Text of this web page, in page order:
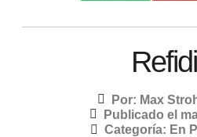
Por: Max
Publicado el
Categoría: En